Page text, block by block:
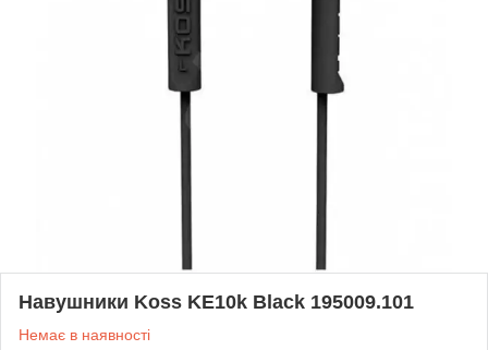
Навушники Koss KE10k Black 195009.101
Немає в наявності